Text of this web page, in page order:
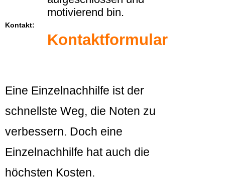
motivierend bin.
Kontakt:
Kontaktformular
Eine Einzelnachhilfe ist der
schnellste Weg, die Noten zu
verbessern. Doch eine
Einzelnachhilfe hat auch die
höchsten Kosten.